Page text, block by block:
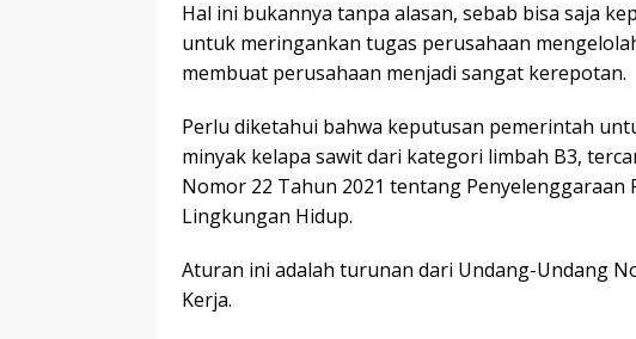
Hal ini bukannya tanpa alasan, sebab bisa saja
untuk meringankan tugas perusahaan
membuat perusahaan menjadi sangat kerepotan.
Perlu diketahui bahwa keputusan pemerintah
minyak kelapa sawit dari kategori limbah B3,
Nomor 22 Tahun 2021 tentang Penyelenggaraan
Lingkungan Hidup.
Aturan ini adalah turunan dari Undang-Undang
Kerja.